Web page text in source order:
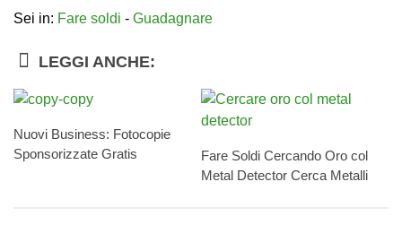
Sei in: Fare soldi - Guadagnare
LEGGI ANCHE:
Nuovi Business: Fotocopie
Sponsorizzate Gratis
Fare Soldi Cercando Oro col
Metal Detector Cerca Metalli